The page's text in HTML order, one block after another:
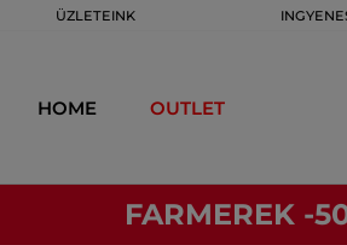
ÜZLETEINK
HOME OUTLET
FARMEREK -